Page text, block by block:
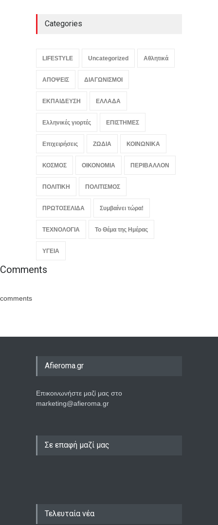
Categories
LIFESTYLE Uncategorized Αθλητικά
ΑΠΟΨΕΙΣ ΔΙΑΓΩΝΙΣΜΟΙ
ΕΚΠΑΙΔΕΥΣΗ ΕΛΛΑΔΑ
Ελληνικές γιορτές ΕΠΙΣΤΗΜΕΣ
Επιχειρήσεις ΖΩΔΙΑ ΚΟΙΝΩΝΙΚΑ
ΚΟΣΜΟΣ ΟΙΚΟΝΟΜΙΑ ΠΕΡΙΒΑΛΛΟΝ
ΠΟΛΙΤΙΚΗ ΠΟΛΙΤΙΣΜΟΣ
ΠΡΩΤΟΣΕΛΙΔΑ Συμβαίνει τώρα!
ΤΕΧΝΟΛΟΓΙΑ Το Θέμα της Ημέρας
ΥΓΕΙΑ
Comments
comments
Afieroma.gr
Επικοινωνήστε μαζί μας στο
marketing@afieroma.gr
Σε επαφή μαζί μας
Τελευταία νέα